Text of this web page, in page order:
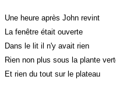
Une heure après John revint
La fenêtre était ouverte
Dans le lit il n'y avait rien
Rien non plus sous la plante
Et rien du tout sur le plateau